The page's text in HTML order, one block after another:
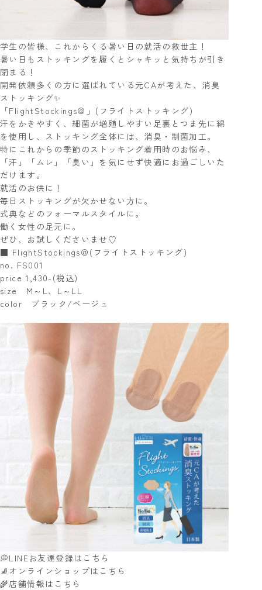
学生の皆様、これからくる暑い日の就活の救世主！
暑い日もストッキングを履くとシャキッと気持ちが引き
閉まる！
開発依頼多くの方に選ばれている元CAが考えた、消臭
ストッキング✨
「FlightStockings＠」(フライトストッキング)
汗をかきやすく、細菌が増殖しやすい足裏とつま先に綿
を使用し、ストッキング全体には、消臭・制菌加工。
特にこれからの季節のストッキング着用時のお悩み、
「汗」「ムレ」「臭い」を気にせず快適にお過ごしいた
だけます。
就活のお供に！
毎日ストッキングが欠かせない方に。
式典などのフォーマルスタイルに。
働く女性の足元に。
ぜひ、お試しくださいませ♡
■ FlightStockings＠(フライトストッキング)
no. FS001
price 1,430-(税込)
size M～L、L～LL
color ブラック/ベージュ
💭LINEお友達登録はこちら
🧦 オンラインショップはこちら
🌾店舗情報はこちら